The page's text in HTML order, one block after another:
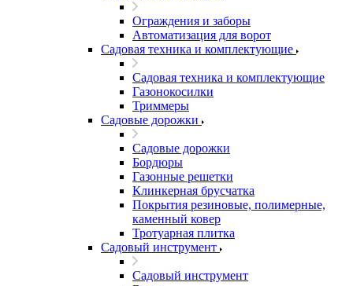
Ограждения и заборы
Автоматизация для ворот
Садовая техника и комплектующие
Садовая техника и комплектующие
Газонокосилки
Триммеры
Садовые дорожки
Садовые дорожки
Бордюры
Газонные решетки
Клинкерная брусчатка
Покрытия резиновые, полимерные,
каменный ковер
Тротуарная плитка
Садовый инструмент
Садовый инструмент